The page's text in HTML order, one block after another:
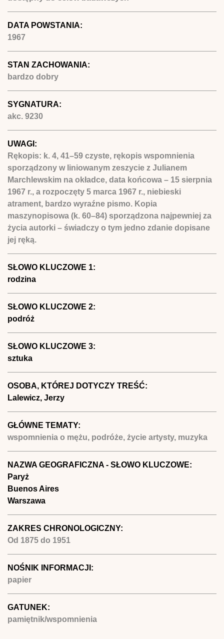
DATA POWSTANIA:
1967
STAN ZACHOWANIA:
bardzo dobry
SYGNATURA:
akc. 9230
UWAGI:
Rękopis: k. 4, 41–59 czyste, rękopis wspomnienia
sporządzony w liniowanym zeszycie z Julianem
Marchlewskim na okładce, data końcowa – 15 sierpnia
1967 r., a rozpoczęty 5 marca 1967 r., niebieski
atrament, bardzo wyraźne pismo. Kopia
maszynopisowa (k. 60–84) sporządzona najpewniej za
życia autorki – świadczy o tym jedno zdanie dopisane
jej ręką.
SŁOWO KLUCZOWE 1:
rodzina
SŁOWO KLUCZOWE 2:
podróż
SŁOWO KLUCZOWE 3:
sztuka
OSOBA, KTÓREJ DOTYCZY TREŚĆ:
Lalewicz, Jerzy
GŁÓWNE TEMATY:
wspomnienia o mężu, podróże, życie artysty, muzyka
NAZWA GEOGRAFICZNA - SŁOWO KLUCZOWE:
Paryż
Buenos Aires
Warszawa
ZAKRES CHRONOLOGICZNY:
Od 1875 do 1951
NOŚNIK INFORMACJI:
papier
GATUNEK:
pamiętnik/wspomnienia